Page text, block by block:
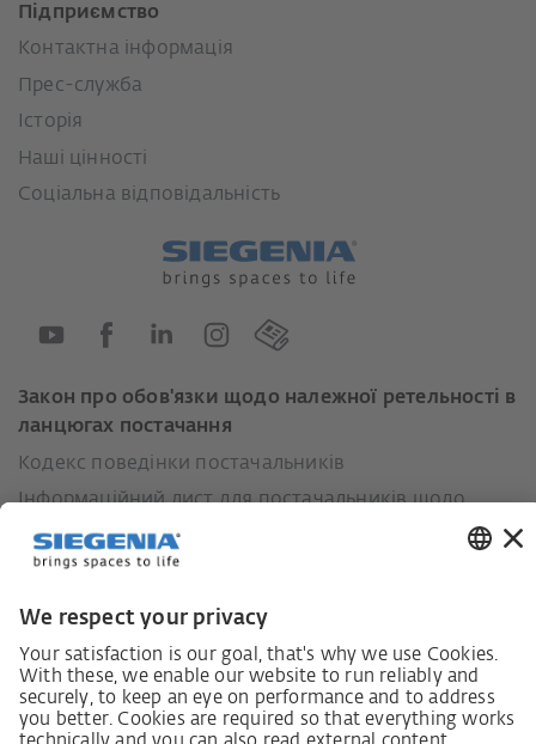
Підприємство
Контактна інформація
Прес-служба
Історія
Наші цінності
Соціальна відповідальність
Закон про обов'язки щодо належної ретельності в
ланцюгах постачання
Кодекс поведінки постачальників
Інформаційний лист для постачальників щодо
Закону про належну обачність у ланцюгах
постачання (LkSG)
людини
Процедура подання та розгляду скарг відповідно
до Закону про належну обачність у ланцюгах
постачання